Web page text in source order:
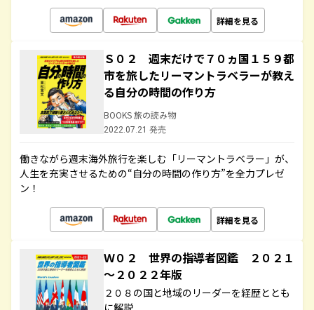
詳細を見る
Ｓ０２ 週末だけで７０ヵ国１５９都
市を旅したリーマントラベラーが教え
る自分の時間の作り方
BOOKS 旅の読み物
2022.07.21 発売
働きながら週末海外旅行を楽しむ「リーマントラベラー」が、
人生を充実させるための“自分の時間の作り方”を全力プレゼ
ン！
詳細を見る
Ｗ０２ 世界の指導者図鑑 ２０２１
～２０２２年版
２０８の国と地域のリーダーを経歴ととも
に解説